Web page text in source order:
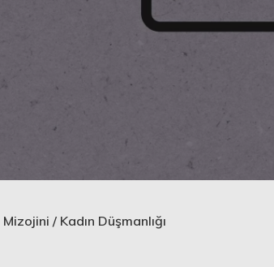
Mizojini / Kadın Düşmanlığı